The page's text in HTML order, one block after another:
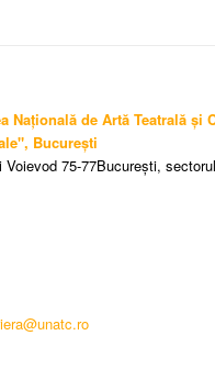
Națională de Artă Teatrală și
București
Voievod 75-77București,